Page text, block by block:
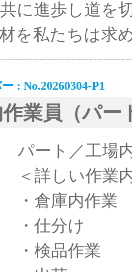
に進歩し道を
を私たちは求
: No.20260304-P1
業員（パー
パート／工場
＜詳しい作業
・倉庫内作業
・仕分け
・検品作業